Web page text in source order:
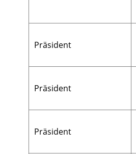
Präsident
Präsident
Präsident